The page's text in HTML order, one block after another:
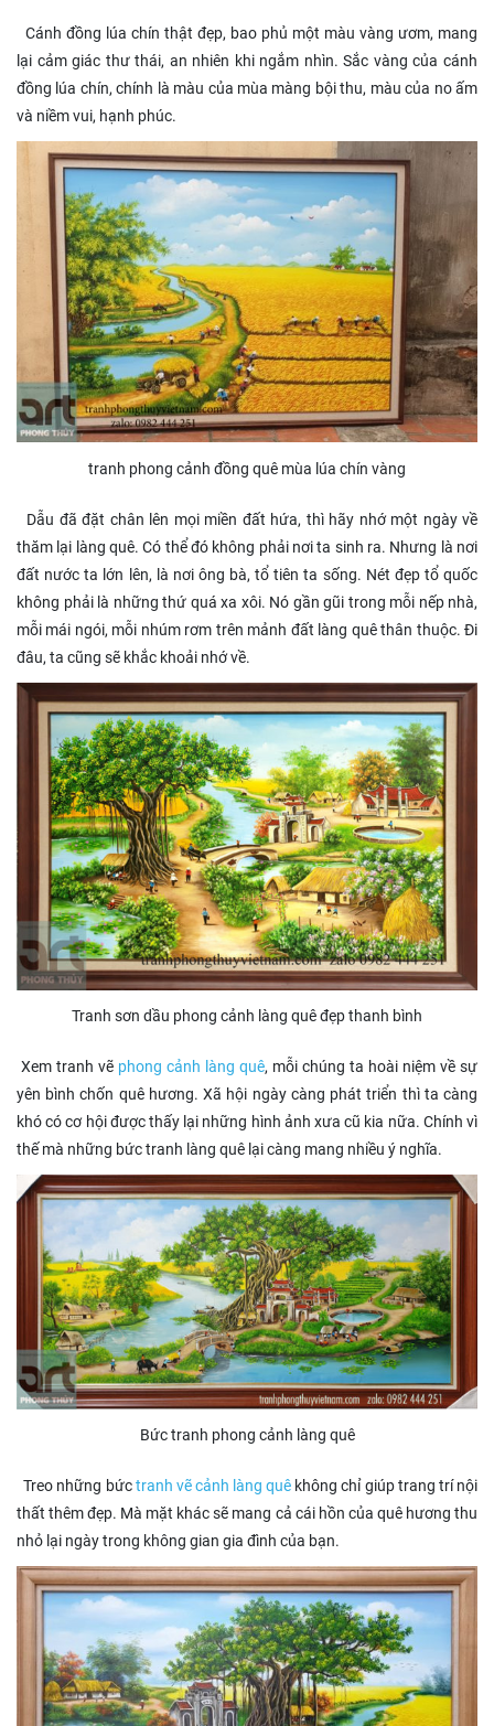
Cánh đồng lúa chín thật đẹp, bao phủ một màu vàng ươm, mang
lại cảm giác thư thái, an nhiên khi ngắm nhìn. Sắc vàng của cánh
đồng lúa chín, chính là màu của mùa màng bội thu, màu của no ấm
và niềm vui, hạnh phúc.
tranh phong cảnh đồng quê mùa lúa chín vàng
Dẫu đã đặt chân lên mọi miền đất hứa, thì hãy nhớ một ngày về
thăm lại làng quê. Có thể đó không phải nơi ta sinh ra. Nhưng là nơi
đất nước ta lớn lên, là nơi ông bà, tổ tiên ta sống. Nét đẹp tổ quốc
không phải là những thứ quá xa xôi. Nó gần gũi trong mỗi nếp nhà,
mỗi mái ngói, mỗi nhúm rơm trên mảnh đất làng quê thân thuộc. Đi
đâu, ta cũng sẽ khắc khoải nhớ về.
Tranh sơn dầu phong cảnh làng quê đẹp thanh bình
Xem tranh vẽ phong cảnh làng quê, mỗi chúng ta hoài niệm về sự
yên bình chốn quê hương. Xã hội ngày càng phát triển thì ta càng
khó có cơ hội được thấy lại những hình ảnh xưa cũ kia nữa. Chính vì
thế mà những bức tranh làng quê lại càng mang nhiều ý nghĩa.
Bức tranh phong cảnh làng quê
Treo những bứctranh vẽ cảnh làng quê không chỉ giúp trang trí nội
thất thêm đẹp. Mà mặt khác sẽ mang cả cái hồn của quê hương thu
nhỏ lại ngày trong không gian gia đình của bạn.